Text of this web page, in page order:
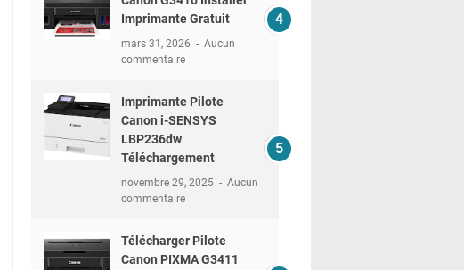
Imprimante Gratuit
mars 31, 2026
Aucun
commentaire
Imprimante Pilote
Canon i-SENSYS
LBP236dw
Téléchargement
novembre 29, 2025
Aucun
commentaire
Télécharger Pilote
Canon PIXMA G3411